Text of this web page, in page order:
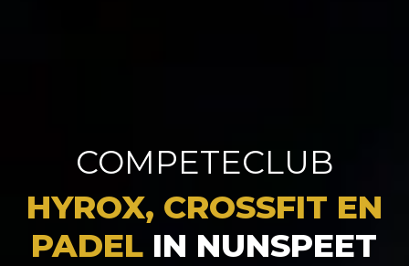
COMPETECLUB
HYROX, CROSSFIT EN
PADEL IN NUNSPEET